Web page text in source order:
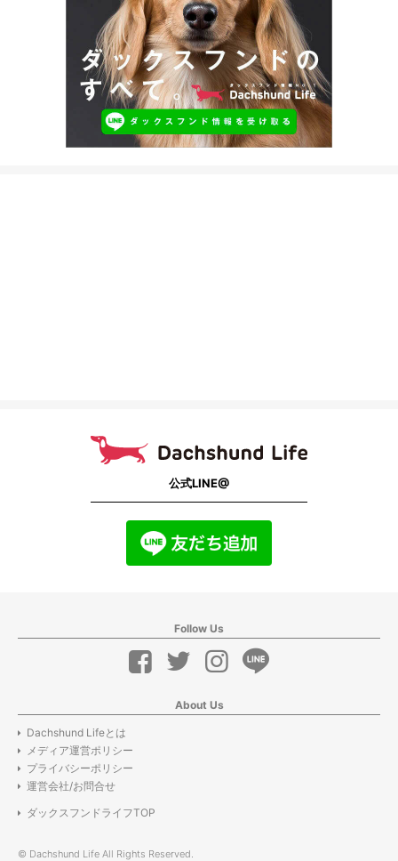
公式LINE@
Follow Us
About Us
Dachshund Lifeとは
メディア運営ポリシー
プライバシーポリシー
運営会社/お問合せ
ダックスフンドライフTOP
© Dachshund Life All Rights Reserved.